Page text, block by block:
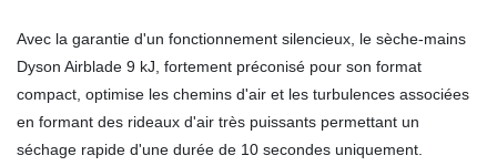
Avec la garantie d'un fonctionnement silencieux, le sèche-mains
Dyson Airblade 9 kJ, fortement préconisé pour son format
compact, optimise les chemins d'air et les turbulences associées
en formant des rideaux d'air très puissants permettant un
séchage rapide d'une durée de 10 secondes uniquement.